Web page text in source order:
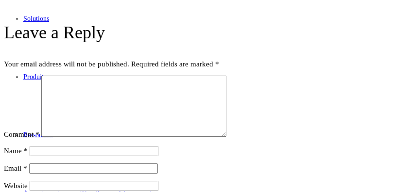
Solutions
Produits
Ressources
Leave a Reply
Your email address will not be published. Required fields are marked *
Comment*
Name *
Email *
Website